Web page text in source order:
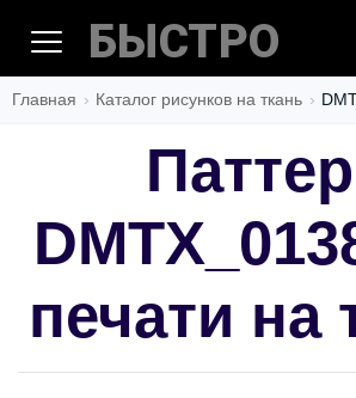
БЫСТРО
Главная Каталог рисунков на ткань
печати на